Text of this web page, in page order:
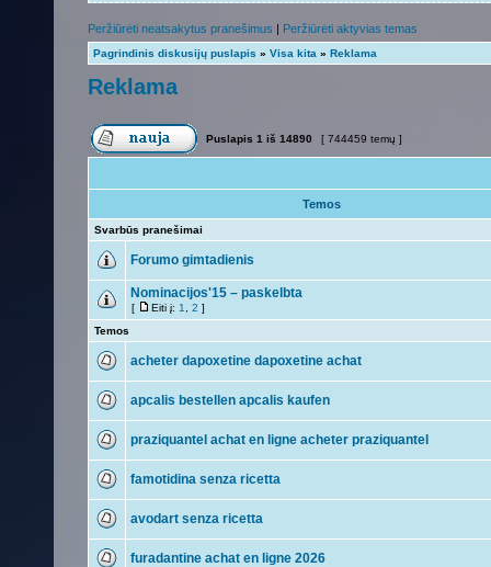
Peržiūrėti neatsakytus pranešimus | Peržiūrėti aktyvias temas
Pagrindinis diskusijų puslapis » Visa kita » Reklama
Reklama
Puslapis 1 iš 14890 [ 744459 temų ]
Temos
Svarbūs pranešimai
Forumo gimtadienis
Nominacijos'15 – paskelbta
[ Eiti į: 1 2 ]
Temos
acheter dapoxetine dapoxetine achat
apcalis bestellen apcalis kaufen
praziquantel achat en ligne acheter praziquantel
famotidina senza ricetta
avodart senza ricetta
furadantine achat en ligne 2026